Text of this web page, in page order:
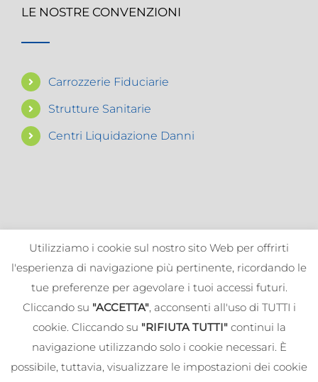
LE NOSTRE CONVENZIONI
Carrozzerie Fiduciarie
Strutture Sanitarie
Centri Liquidazione Danni
© 2019-2026 ALBA SIMONE E FERRONI STEFANO SNC - All
Rights Reserved | PIVA: 05861130481 | RUI IVASS:
Utilizziamo i cookie sul nostro sito Web per offrirti
l'esperienza di navigazione più pertinente, ricordando le
tue preferenze per agevolare i tuoi accessi futuri.
Cliccando su "ACCETTA", acconsenti all'uso di TUTTI i
cookie. Cliccando su "RIFIUTA TUTTI"continui la
navigazione utilizzando solo i cookie necessari. È
possibile, tuttavia, visualizzare le impostazioni dei cookie